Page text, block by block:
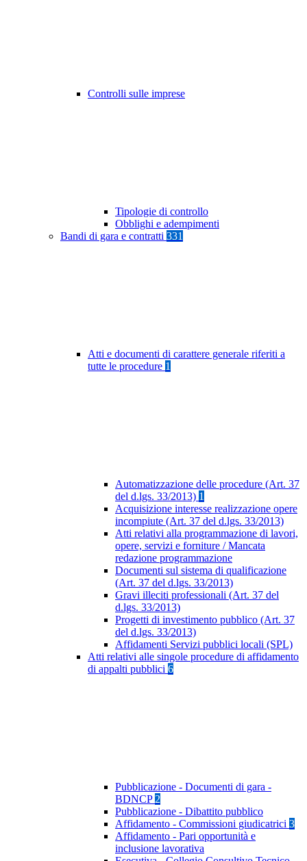
Controlli sulle imprese
Tipologie di controllo
Obblighi e adempimenti
Bandi di gara e contratti 331
Atti e documenti di carattere generale riferiti a
tutte le procedure 1
Automatizzazione delle procedure (Art. 37
del d.lgs. 33/2013) 1
Acquisizione interesse realizzazione opere
incompiute (Art. 37 del d.lgs. 33/2013)
Atti relativi alla programmazione di lavori,
opere, servizi e forniture / Mancata
redazione programmazione
Documenti sul sistema di qualificazione
(Art. 37 del d.lgs. 33/2013)
Gravi illeciti professionali (Art. 37 del
d.lgs. 33/2013)
Progetti di investimento pubblico (Art. 37
del d.lgs. 33/2013)
Affidamenti Servizi pubblici locali (SPL)
Atti relativi alle singole procedure di affidamento
di appalti pubblici 6
Pubblicazione - Documenti di gara -
BDNCP 2
Pubblicazione - Dibattito pubblico
Affidamento - Commissioni giudicatrici 3
Affidamento - Pari opportunità e
inclusione lavorativa